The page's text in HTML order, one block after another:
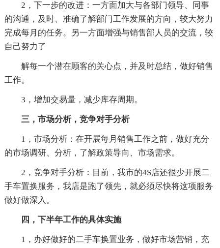
2，下一步的改进：一方面加大与各部门领导、同事
的沟通，及时、准确了解部门工作发展的方向，较大努力
完成每月的任务。另一方面增强与销售部人员的交流，较
自己努力了
解每一个潜在顾客的关心点，并及时总结，做好销售
工作。
3，增加交易量，减少库存周期。
三，市场分析，竞争对手分析
1，市场分析：在开展每月销售工作之前，做好充分
的市场调研、分析，了解政策导向、市场需求。
2，竞争对手分析：目前，我市的4S店还很少开展二
手车置换服务，我店是跑了领先，就必须尽快将这项服务
做好做深入。
四，下半年工作的具体实施
1，办好做好的二手车换置业务，做好市场营销，充